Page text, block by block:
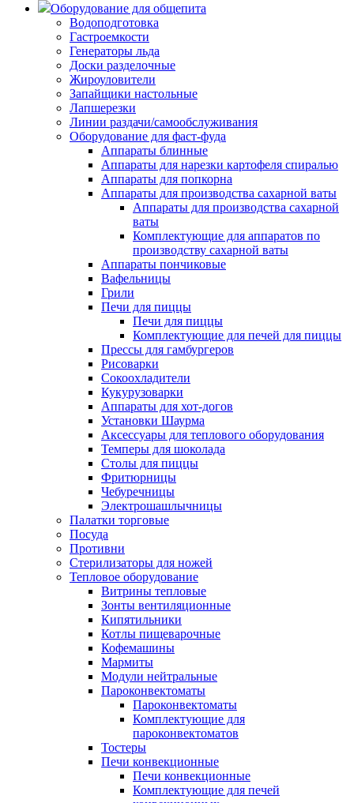
Оборудование для общепита
Водоподготовка
Гастроемкости
Генераторы льда
Доски разделочные
Жироуловители
Запайщики настольные
Лапшерезки
Линии раздачи/самообслуживания
Оборудование для фаст-фуда
Аппараты блинные
Аппараты для нарезки картофеля спиралью
Аппараты для попкорна
Аппараты для производства сахарной ваты
Аппараты для производства сахарной
ваты
Комплектующие для аппаратов по
производству сахарной ваты
Аппараты пончиковые
Вафельницы
Грили
Печи для пиццы
Печи для пиццы
Комплектующие для печей для пиццы
Прессы для гамбургеров
Рисоварки
Сокоохладители
Кукурузоварки
Аппараты для хот-догов
Установки Шаурма
Аксессуары для теплового оборудования
Темперы для шоколада
Столы для пиццы
Фритюрницы
Чебуречницы
Электрошашлычницы
Палатки торговые
Посуда
Противни
Стерилизаторы для ножей
Тепловое оборудование
Витрины тепловые
Зонты вентиляционные
Кипятильники
Котлы пищеварочные
Кофемашины
Мармиты
Модули нейтральные
Пароконвектоматы
Пароконвектоматы
Комплектующие для
пароконвектоматов
Тостеры
Печи конвекционные
Печи конвекционные
Комплектующие для печей